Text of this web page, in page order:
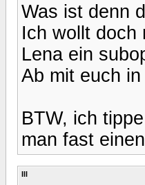
Was ist denn
Ich wollt doch
Lena ein
Ab mit euch
BTW, ich
man fast
Ill